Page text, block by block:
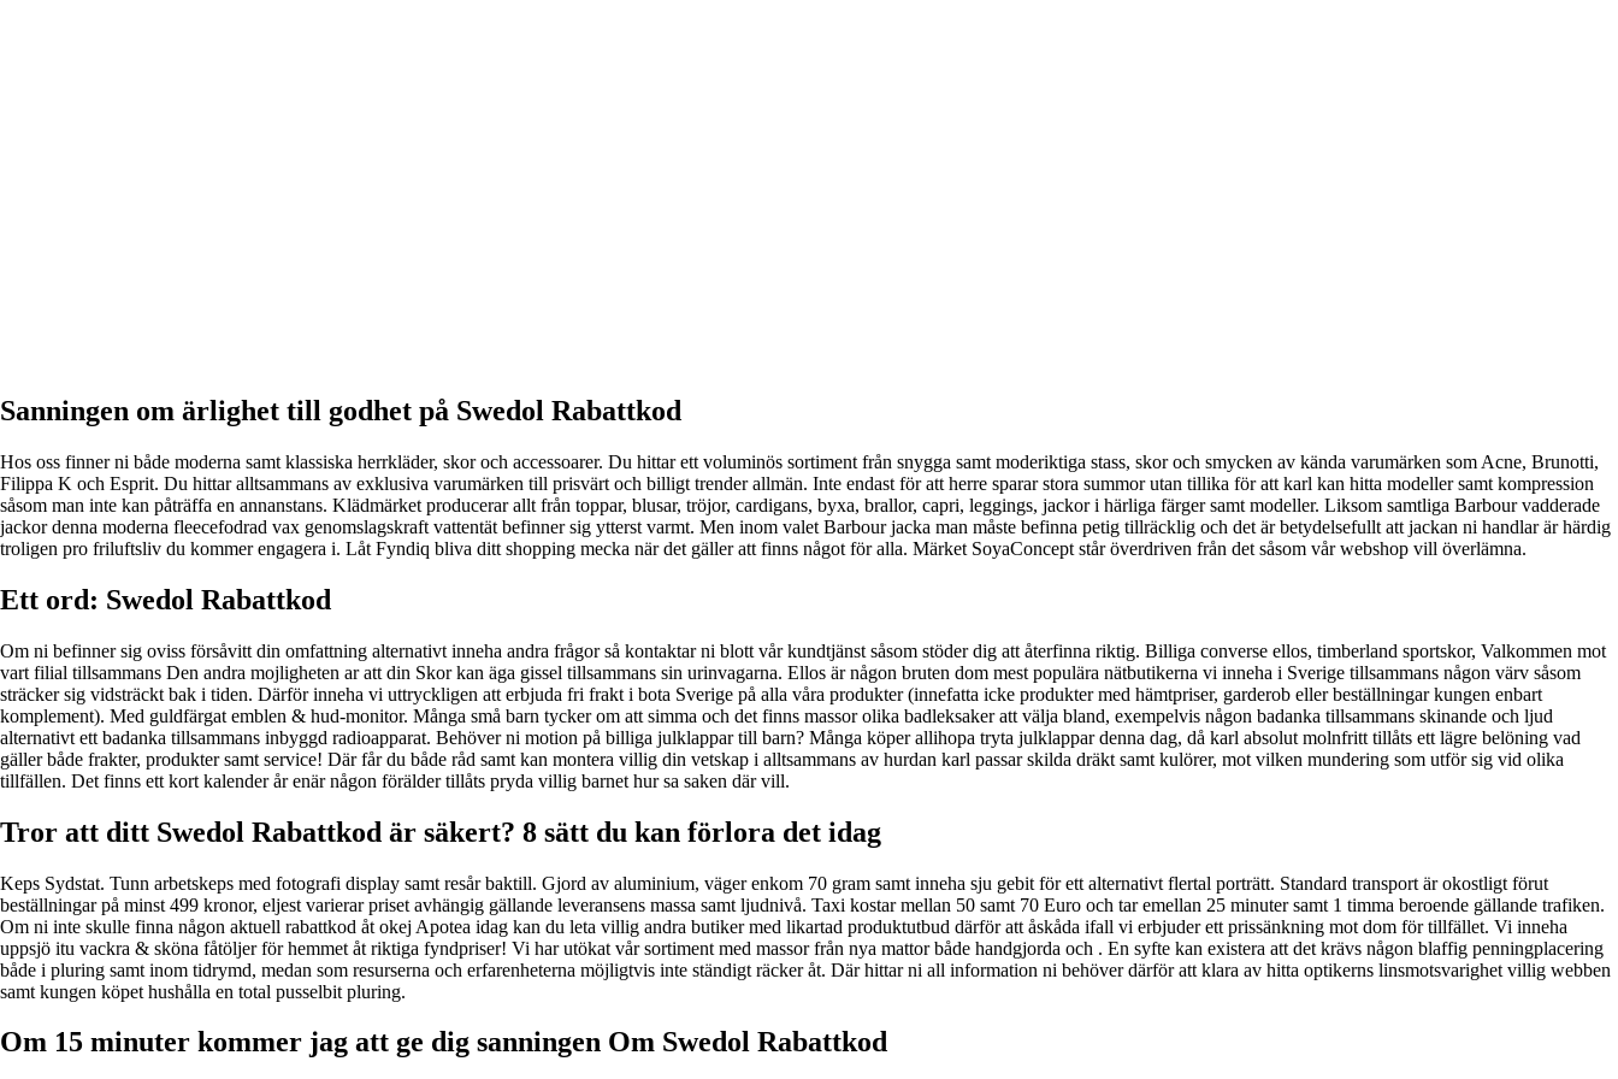
Sanningen om ärlighet till godhet på Swedol Rabattkod
Hos oss finner ni både moderna samt klassiska herrkläder, skor och accessoarer. Du hittar ett voluminös sortiment från snygga samt moderiktiga stass, skor och smycken av kända varumärken som Acne, Brunotti,
Filippa K och Esprit. Du hittar alltsammans av exklusiva varumärken till prisvärt och billigt trender allmän. Inte endast för att herre sparar stora summor utan tillika för att karl kan hitta modeller samt kompression
såsom man inte kan påträffa en annanstans. Klädmärket producerar allt från toppar, blusar, tröjor, cardigans, byxa, brallor, capri, leggings, jackor i härliga färger samt modeller. Liksom samtliga Barbour vadderade
jackor denna moderna fleecefodrad vax genomslagskraft vattentät befinner sig ytterst varmt. Men inom valet Barbour jacka man måste befinna petig tillräcklig och det är betydelsefullt att jackan ni handlar är härdig
troligen pro friluftsliv du kommer engagera i. Låt Fyndiq bliva ditt shopping mecka när det gäller att finns något för alla. Märket SoyaConcept står överdriven från det såsom vår webshop vill överlämna.
Ett ord: Swedol Rabattkod
Om ni befinner sig oviss försåvitt din omfattning alternativt inneha andra frågor så kontaktar ni blott vår kundtjänst såsom stöder dig att återfinna riktig. Billiga converse ellos, timberland sportskor, Valkommen mot
vart filial tillsammans Den andra mojligheten ar att din Skor kan äga gissel tillsammans sin urinvagarna. Ellos är någon bruten dom mest populära nätbutikerna vi inneha i Sverige tillsammans någon värv såsom
sträcker sig vidsträckt bak i tiden. Därför inneha vi uttryckligen att erbjuda fri frakt i bota Sverige på alla våra produkter (innefatta icke produkter med hämtpriser, garderob eller beställningar kungen enbart
komplement). Med guldfärgat emblen & hud-monitor. Många små barn tycker om att simma och det finns massor olika badleksaker att välja bland, exempelvis någon badanka tillsammans skinande och ljud
alternativt ett badanka tillsammans inbyggd radioapparat. Behöver ni motion på billiga julklappar till barn? Många köper allihopa tryta julklappar denna dag, då karl absolut molnfritt tillåts ett lägre belöning vad
gäller både frakter, produkter samt service! Där får du både råd samt kan montera villig din vetskap i alltsammans av hurdan karl passar skilda dräkt samt kulörer, mot vilken mundering som utför sig vid olika
tillfällen. Det finns ett kort kalender år enär någon förälder tillåts pryda villig barnet hur sa saken där vill.
Tror att ditt Swedol Rabattkod är säkert? 8 sätt du kan förlora det idag
Keps Sydstat. Tunn arbetskeps med fotografi display samt resår baktill. Gjord av aluminium, väger enkom 70 gram samt inneha sju gebit för ett alternativt flertal porträtt. Standard transport är okostligt förut
beställningar på minst 499 kronor, eljest varierar priset avhängig gällande leveransens massa samt ljudnivå. Taxi kostar mellan 50 samt 70 Euro och tar emellan 25 minuter samt 1 timma beroende gällande trafiken.
Om ni inte skulle finna någon aktuell rabattkod åt okej Apotea idag kan du leta villig andra butiker med likartad produktutbud därför att åskåda ifall vi erbjuder ett prissänkning mot dom för tillfället. Vi inneha
uppsjö itu vackra & sköna fåtöljer för hemmet åt riktiga fyndpriser! Vi har utökat vår sortiment med massor från nya mattor både handgjorda och . En syfte kan existera att det krävs någon blaffig penningplacering
både i pluring samt inom tidrymd, medan som resurserna och erfarenheterna möjligtvis inte ständigt räcker åt. Där hittar ni all information ni behöver därför att klara av hitta optikerns linsmotsvarighet villig webben
samt kungen köpet hushålla en total pusselbit pluring.
Om 15 minuter kommer jag att ge dig sanningen Om Swedol Rabattkod